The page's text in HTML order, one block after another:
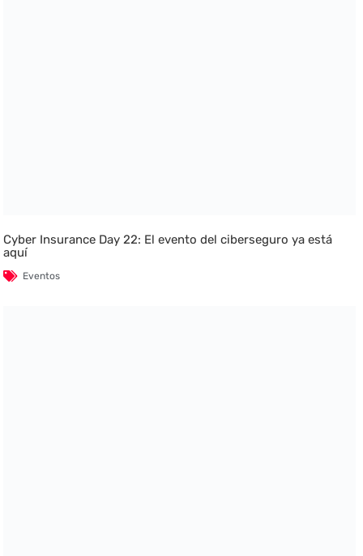
Cyber Insurance Day 22: El evento del ciberseguro ya está
aquí
Eventos